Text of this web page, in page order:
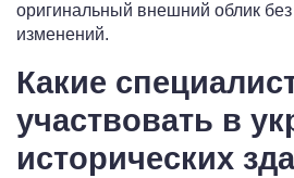
оригинальный внешний облик
изменений.
Какие
участвовать в
исторических